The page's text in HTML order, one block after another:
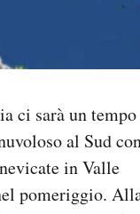
ci sarà un tempo
al Sud
in Valle
pomeriggio.